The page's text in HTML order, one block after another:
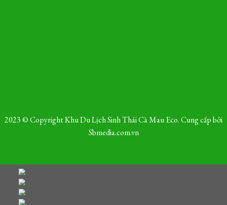
2023 © Copyright Khu Du Lịch Sinh Thái Cà Mau Eco. Cung cấp bởi
Sbmedia.com.vn